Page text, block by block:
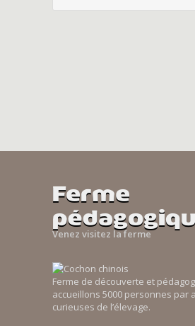
Ferme
Venez visitez la ferme
Ferme de découverte et
accueillons 5000 personnes par
curieuses de l’élevage.